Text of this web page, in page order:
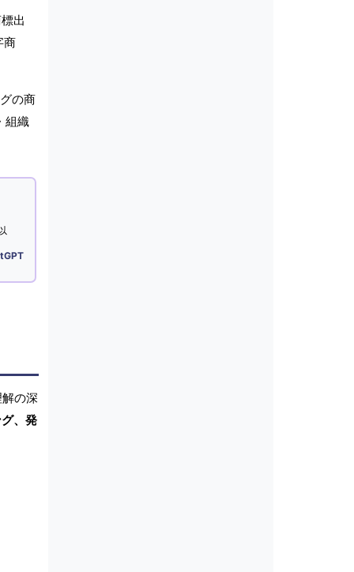
出
商
の商
組織
の深
、発